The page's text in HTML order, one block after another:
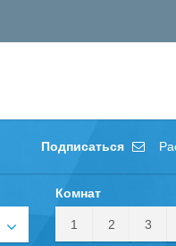
Подписаться
Комнат
1 2 3